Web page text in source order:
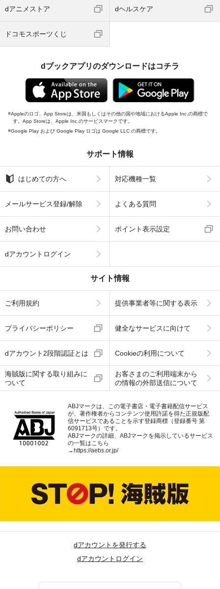
dアニメストア dヘルスケア
ドコモスポーツくじ
dブックアプリのダウンロードはコチラ
Appleのロゴ、App Storeは、米国もしくはその他の国や地域におけるApple Inc.の商標で
す。App Storeは、Apple Inc.のサービスマークです。
Google Play および Google Play ロゴは Google LLC の商標です。
サポート情報
はじめての方へ 対応機種一覧
メールサービス登録/解除 よくある質問
お問い合わせ ポイント表示設定
dアカウントログイン
サイト情報
ご利用規約 提供事業者等に関する表示
プライバシーポリシー 健全なサービスに向けて
dアカウント2段階認証とは Cookieの利用について
海賊版に関する取り組みに
ついて
お客さまのご利用端末から
の情報の外部送信について
ABJマークは、この電子書店・電子書籍配信サービス
が、著作権者からコンテンツ使用許諾を得た正規版配
信サービスであることを示す登録商標（登録番号 第
6091713号）です。
ABJマークの詳細、ABJマークを掲示しているサービス
の一覧はこちら
→https://aebs.or.jp/
dアカウントを発行する
dアカウントログイン